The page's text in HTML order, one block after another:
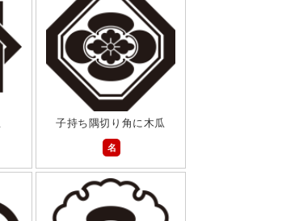
子持ち隅切り角に木瓜
名